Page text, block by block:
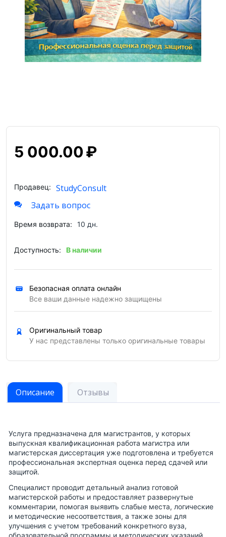
5 000.00₽
Продавец:
StudyConsult
Задать вопрос
Время возврата: 10 дн.
Доступность: В наличии
Безопасная оплата онлайн
Все ваши данные надежно защищены
Оригинальный товар
У нас представлены только оригинальные товары
Описание Отзывы
Услуга предназначена для магистрантов, у которых
выпускная квалификационная работа магистра или
магистерская диссертация уже подготовлена и требуется
профессиональная экспертная оценка перед сдачей или
защитой.
Специалист проводит детальный анализ готовой
магистерской работы и предоставляет развернутые
комментарии, помогая выявить слабые места, логические
и методические несоответствия, а также зоны для
улучшения с учетом требований конкретного вуза,